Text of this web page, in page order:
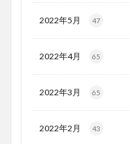
2022年5月 47
2022年4月 65
2022年3月 65
2022年2月 43